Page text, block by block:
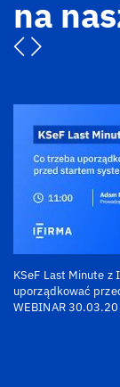
na
KSeF Last Minute
uporządkować
WEBINAR